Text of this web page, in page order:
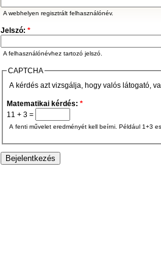
A webhelyen regisztrált felhasználónév.
Jelszó: *
A felhasználónévhez tartozó jelszó.
CAPTCHA
A kérdés azt vizsgálja, hogy valós látogató,
Matematikai kérdés: *
11 + 3 =
A fenti művelet eredményét kell beírni. Például 1+3